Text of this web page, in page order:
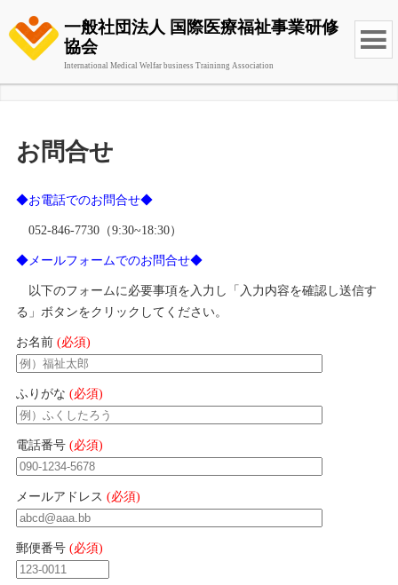
一般社団法人 国際医療福祉事業研修
協会
International Medical Welfar business Traininng Association
お問合せ
◆お電話でのお問合せ◆
052-846-7730（9:30~18:30）
◆メールフォームでのお問合せ◆
以下のフォームに必要事項を入力し「入力内容を確認し送信す
る」ボタンをクリックしてください。
お名前 (必須)
ふりがな (必須)
電話番号 (必須)
メールアドレス (必須)
郵便番号 (必須)